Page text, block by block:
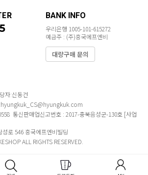
BANK INFO
우리은행 1005-101-615272
예금주 : (주)흥국에프엔비
대량구매 문의
자:신동건
통신판매업신고번호 : 2017-충북음성군-130호 [사업
로 546 흥국에프엔비빌딩
ALL RIGHTS RESERVED.